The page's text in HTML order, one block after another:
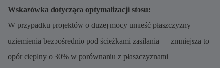
Wskazówka dotycząca optymalizacji stosu:
W przypadku projektów o dużej mocy umieść płaszczyzny
uziemienia bezpośrednio pod ścieżkami zasilania — zmniejsza to
opór cieplny o 30% w porównaniu z płaszczyznami